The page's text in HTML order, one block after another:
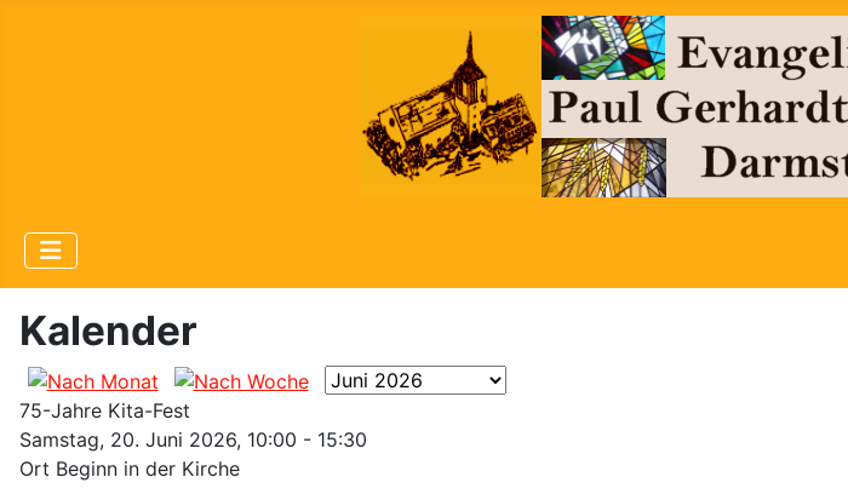
Kalender
75-Jahre Kita-Fest
Samstag, 20. Juni 2026, 10:00 - 15:30
Ort Beginn in der Kirche